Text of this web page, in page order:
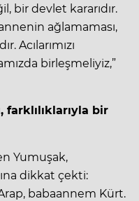
bir devlet kararıdır.
ağlamaması,
Acılarımızı
birleşmeliyiz,”
farklılıklarıyla bir
Yumuşak,
dikkat çekti:
babaannem Kürt.